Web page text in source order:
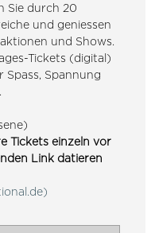
Sie durch 20
und geniessen
und Shows.
Tickets (digital)
Spass, Spannung
Tickets einzeln vor
Link datieren